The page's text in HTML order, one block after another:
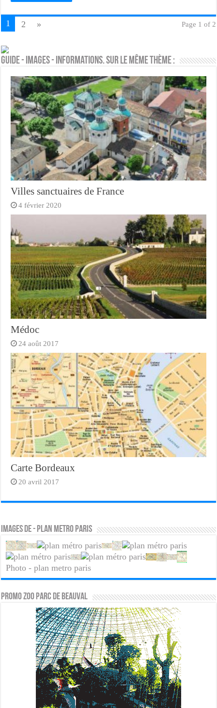
Page 1 of 2
1 2 »
Guide - Images - Informations. Sur le même thème :
Villes sanctuaires de France
4 février 2020
Médoc
24 août 2017
Carte Bordeaux
20 avril 2017
Images de - plan metro paris
Photo - plan metro paris
PROMO ZOO PARC DE BEAUVAL